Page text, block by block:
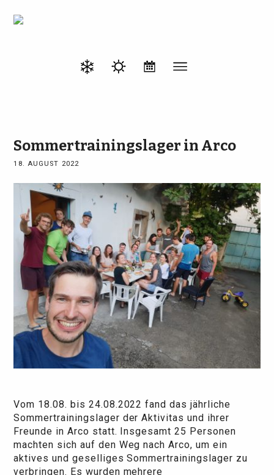
Sommertrainingslager in Arco
18. AUGUST 2022
Vom 18.08. bis 24.08.2022 fand das jährliche
Sommertrainingslager der Aktivitas und ihrer
Freunde in Arco statt. Insgesamt 25 Personen
machten sich auf den Weg nach Arco, um ein
aktives und geselliges Sommertrainingslager zu
verbringen. Es wurden mehrere